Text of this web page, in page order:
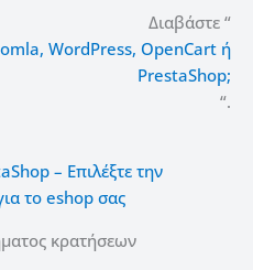
Διαβάστε “
WordPress, OpenCart ή
PrestaShop;
“.
– Επιλέξτε την
το eshop σας
κρατήσεων